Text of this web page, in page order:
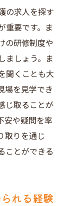
るための
するべき
ておくべ
し方ガイド
の流れ
の特徴
者が神戸
の求人を探す
重要です。ま
の研修制度や
ましょう。ま
聞くことも大
場を見学でき
じ取ることが
安や疑問を率
取りを通じ
ことができる
れる経験